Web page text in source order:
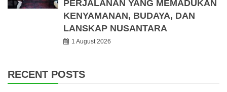
PERJALANAN YANG MEMADUKAN
KENYAMANAN, BUDAYA, DAN
LANSKAP NUSANTARA
1 August 2026
RECENT POSTS